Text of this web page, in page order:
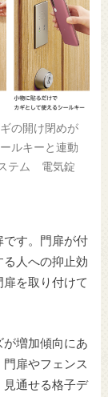
の開け閉めが
ルキーと連動
テム 電気錠
す。門扉が付
人への抑止効
を取り付けて
増加傾向にあ
扉やフェンス
通せる格子デ